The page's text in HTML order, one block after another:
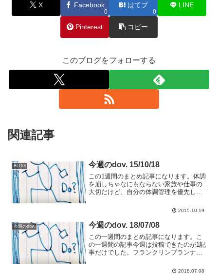
X Facebook
0
はてブ
0
LINE
Pinterest コピー
このブログをフォローする
関連記事
BLOG 今週のdov. 15/10/18
この1週間のまとめ記事になります。体調
を崩しちゃなにもならない家族や仕事の
大切だけど、自分の体調管理を優先して
族や仕事に迷惑をかけることになります
近のマンネリ写真をどう...
2015.10.19
今週のdov. 今週のdov. 18/07/08
この一週間のまとめ記事になります。こ
の一週間の記事今週は投稿できたのが1記
事だけでした。フランクリンプランナー
意を今週読んだ本"読書は「アウトプッ
2018.07.08